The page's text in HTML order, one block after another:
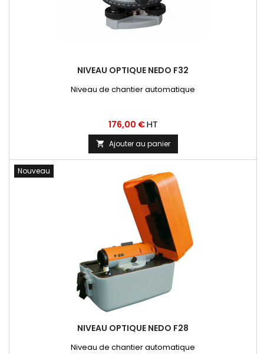
NIVEAU OPTIQUE NEDO F32
Niveau de chantier automatique
Prix
176,00 €HT
 Ajouter au panier
Nouveau
NIVEAU OPTIQUE NEDO F28
Niveau de chantier automatique